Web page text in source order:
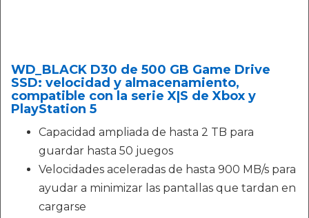
WD_BLACK D30 de 500 GB Game Drive
SSD: velocidad y almacenamiento,
compatible con la serie X|S de Xbox y
PlayStation 5
Capacidad ampliada de hasta 2 TB para
guardar hasta 50 juegos
Velocidades aceleradas de hasta 900 MB/s para
ayudar a minimizar las pantallas que tardan en
cargarse